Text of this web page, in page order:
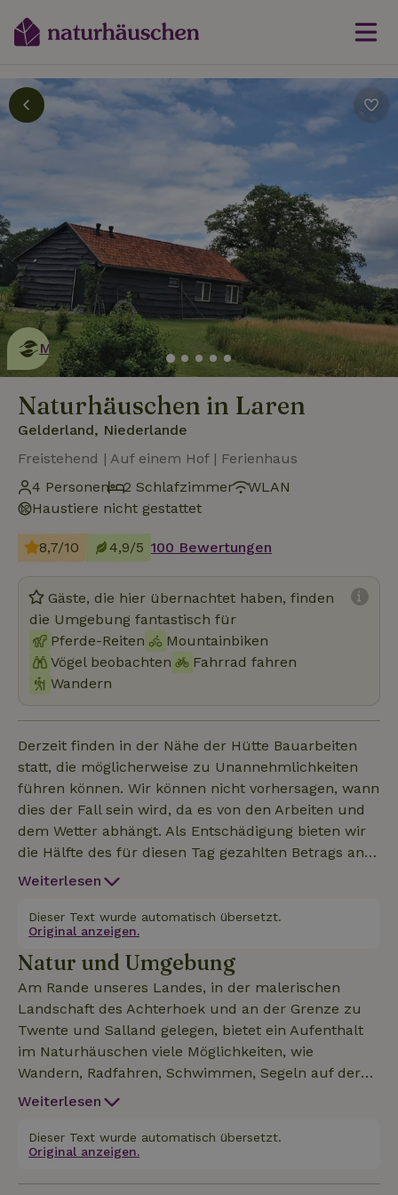
Dies ist ein
umweltschonendes
Naturhäuschen
Mehr erfahren
Naturhäuschen in Laren
Gelderland, Niederlande
Freistehend | Auf einem Hof | Ferienhaus
4 Personen
2 Schlafzimmer
WLAN
Haustiere nicht gestattet
8,7/10 4,9/5 100 Bewertungen
Gäste, die hier übernachtet haben, finden
die Umgebung fantastisch für
Pferde-Reiten
Mountainbiken
Vögel beobachten
Fahrrad fahren
Wandern
Derzeit finden in der Nähe der Hütte Bauarbeiten
statt, die möglicherweise zu Unannehmlichkeiten
führen können. Wir können nicht vorhersagen, wann
dies der Fall sein wird, da es von den Arbeiten und
dem Wetter abhängt. Als Entschädigung bieten wir
die Hälfte des für diesen Tag gezahlten Betrags an,
der vom Mieter festgelegt wird, wenn es zu
Juni 2026.Dieses Naturhäuschen, das größtenteils
aus nachhaltigen Materialien wie Holz, Lehm und
Bambus gebaut wurde, wurde liebevoll eingerichtet
und befindet sich auf einem neuen, im Bau
befindlichen Grundstück. Mit Blick auf die
Landschaft der Achterhoek und angrenzend an das
Landgut Verwolde bietet es schöne Wander- und
Fahrradtouren direkt vom Haus aus. Es ist
ausgestattete Küche. Heizung und Warmwasser
werden mit einer Wärmepumpe betrieben, die mit
Strom aus unseren eigenen Sonnenkollektoren
Weiterlesen
Dieser Text wurde automatisch übersetzt.
Original anzeigen.
Natur und Umgebung
Am Rande unseres Landes, in der malerischen
Landschaft des Achterhoek und an der Grenze zu
Twente und Salland gelegen, bietet ein Aufenthalt
im Naturhäuschen viele Möglichkeiten, wie
Wandern, Radfahren, Schwimmen, Segeln auf der
Berkel, Reiten oder Mopedfahren auf einem Solex...
Zutphen und Deventer ist es eine halbe Stunde mit
dem Auto, und die nahe gelegenen Orte Lochem
und Laren laden zum Kaffeetrinken und Einkaufen
Weiterlesen
Dieser Text wurde automatisch übersetzt.
Original anzeigen.